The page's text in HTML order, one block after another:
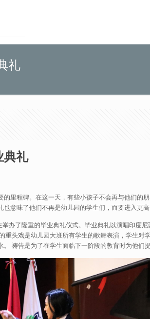
礼
典礼
里程碑。在这一天，有些小孩子不会再与他们的
意味了他们不再是幼儿园的学生们，而要进入更高
办了隆重的毕业典礼仪式。毕业典礼以演唱印度
重头戏是幼儿园大班所有学生的歌舞表演，学生
祷告是为了在学生面临下一阶段的教育时为他